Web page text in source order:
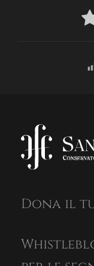
Dona il